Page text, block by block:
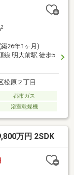
2
26年1ヶ月)
線 明大前駅 徒歩5
松原２丁目
都市ガス
浴室乾燥機
万円 2SDK